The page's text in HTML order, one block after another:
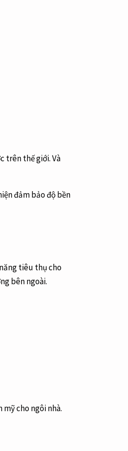
trên thế giới. Và
đảm bảo độ bền
tiêu thụ cho
bên ngoài.
cho ngôi nhà.